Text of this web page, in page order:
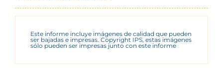
Este informe incluye imágenes de calidad que pueden
ser bajadas e impresas. Copyright IPS, estas imágenes
sólo pueden ser impresas junto con este informe